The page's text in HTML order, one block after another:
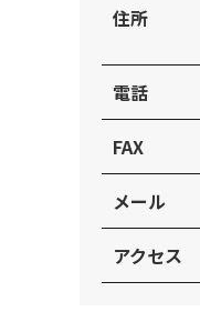
住所
電話
FAX
メール
アクセス